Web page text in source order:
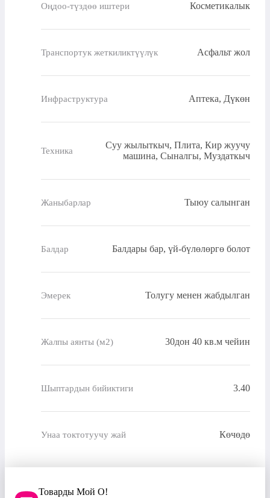
Оңдоо-түздөө иштери Косметикалык
Транспортук жеткиликтүүлүк Асфальт жол
Инфраструктура Аптека, Дүкөн
Техника
Суу жылыткыч, Плита, Кир жуучу
машина, Сыналгы, Муздаткыч
Жаныбарлар Тыюу салынган
Балдар Балдары бар, үй-бүлөлөргө болот
Эмерек Толугу менен жабдылган
Жалпы аянты (м2) 30дон 40 кв.м чейин
Шыптардын бийиктиги 3.40
Унаа токтотуучу жай Көчөдө
Товарды Мой О!